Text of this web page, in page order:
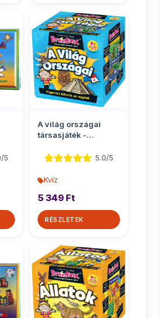
5
A világ országai
társasjáték -
5.0/5
Kvíz
5 349 Ft
RÉSZLETEK